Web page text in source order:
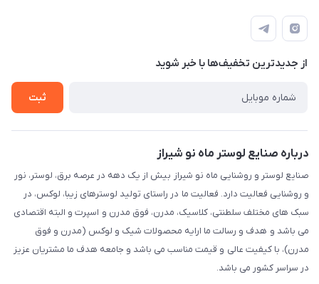
طبقه همکف واحد 131
درباره ما
تماس با ما
قوانین و مقررات
حریم خصوصی
راهنما
از جدید‌ترین تخفیف‌ها با‌ خبر شوید
ثبت
درباره صنایع لوستر ماه نو شیراز
صنایع لوستر و روشنایی ماه نو شیراز بیش از یک دهه در عرصه برق، لوستر، نور
و روشنایی فعالیت دارد. فعالیت ما در راستای تولید لوسترهای زیبا، لوکس، در
سبک های مختلف سلطنتی، کلاسیک، مدرن، فوق مدرن و اسپرت و البته اقتصادی
می باشد و هدف و رسالت ما ارایه محصولات شیک و لوکس (مدرن و فوق
مدرن)، با کیفیت عالی و قیمت مناسب می باشد و جامعه هدف ما مشتریان عزیز
در سراسر کشور می باشد.